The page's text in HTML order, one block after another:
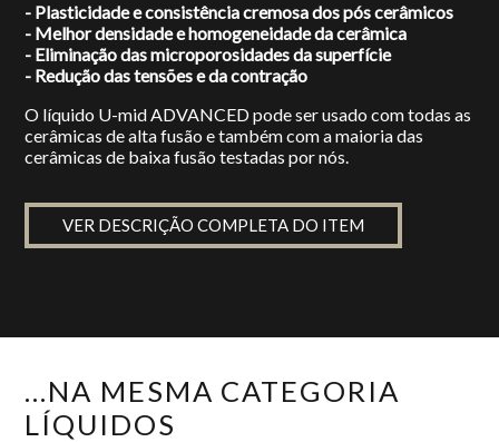
- Plasticidade e consistência cremosa dos pós cerâmicos
- Melhor densidade e homogeneidade da cerâmica
- Eliminação das microporosidades da superfície
- Redução das tensões e da contração
O líquido U-mid ADVANCED pode ser usado com todas as
cerâmicas de alta fusão e também com a maioria das
cerâmicas de baixa fusão testadas por nós.
VER DESCRIÇÃO COMPLETA DO ITEM
...NA MESMA CATEGORIA
LÍQUIDOS